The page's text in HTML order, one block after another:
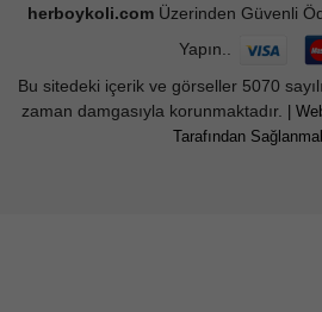
herboykoli.comÜzerinden Güvenli
Yapın..
Bu sitedeki içerik ve görseller 5070
zaman damgasıyla korunmaktadır.
|
Tarafından